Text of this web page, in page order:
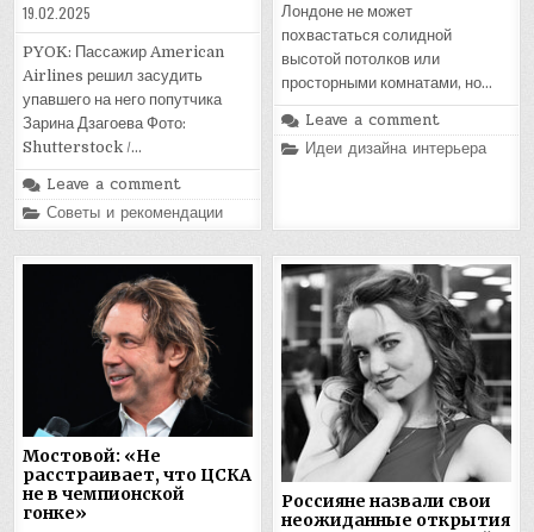
19.02.2025
PYOK: Пассажир American
Airlines решил засудить
упавшего на него попутчика
Зарина Дзагоева Фото:
Shutterstock /…
Leave a comment
Posted
in
Советы и рекомендации
Лондоне не может
похвастаться солидной
высотой потолков или
просторными комнатами, но…
Leave a comment
Posted
in
Идеи дизайна интерьера
Мостовой: «Не
расстраивает, что ЦСКА
не в чемпионской
гонке»
Россияне назвали свои
неожиданные открытия